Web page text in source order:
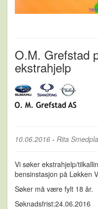
O.M. Grefstad
ekstrahjelp
10.06.2016 - Rita
Vi søker ekstrahjelp/
bensinstasjon på Løkken
Søker må være fylt 18 år.
Søknadsfrist:24.06.2016